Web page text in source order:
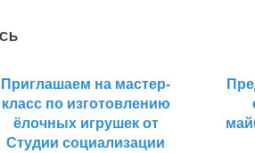
Приглашаем на мастер-
класс по изготовлению
ёлочных игрушек от
Студии социализации